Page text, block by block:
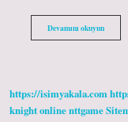
Devamını okuyunElektrik
Kurulu
https://isimyakala.com
knight onlinenttgame